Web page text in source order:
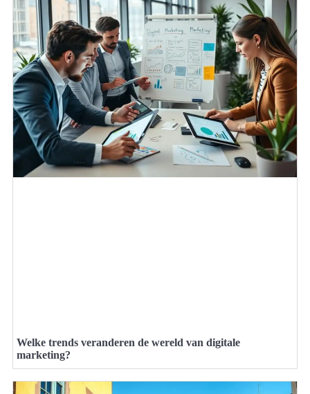
Welke trends veranderen de wereld van digitale
marketing?